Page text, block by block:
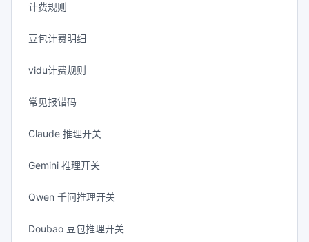
计费规则
豆包计费明细
vidu计费规则
常见报错码
Claude 推理开关
Gemini 推理开关
Qwen 千问推理开关
Doubao 豆包推理开关